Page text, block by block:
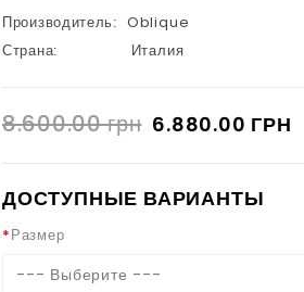
Производитель: Oblique
Страна:
Италия
8.600.00 грн 6.880.00 ГРН
ДОСТУПНЫЕ ВАРИАНТЫ
Размер
--- Выберите ---